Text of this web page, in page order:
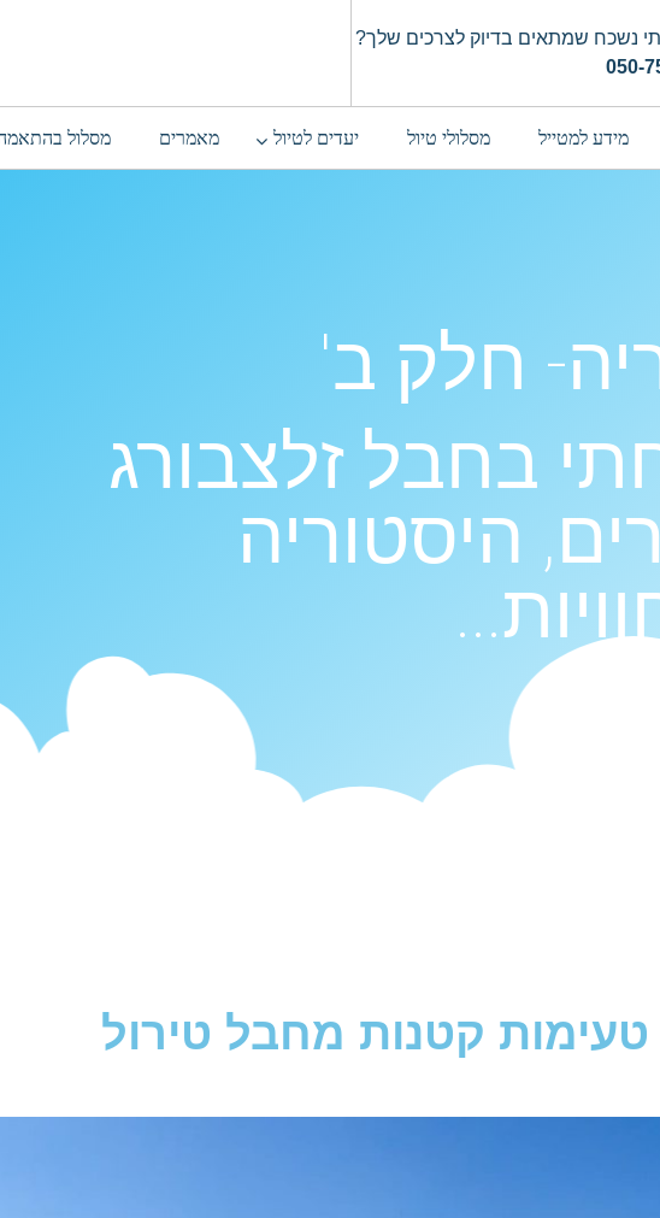
נשכח שמתאים בדיוק לצרכים שלך?
מידע למטייל מסלולי טיול יעדים לטיול מאמרים מסלול
חלק ב'
בחבל זלצבורג
היסטוריה
טעימות קטנות מחבל טירול